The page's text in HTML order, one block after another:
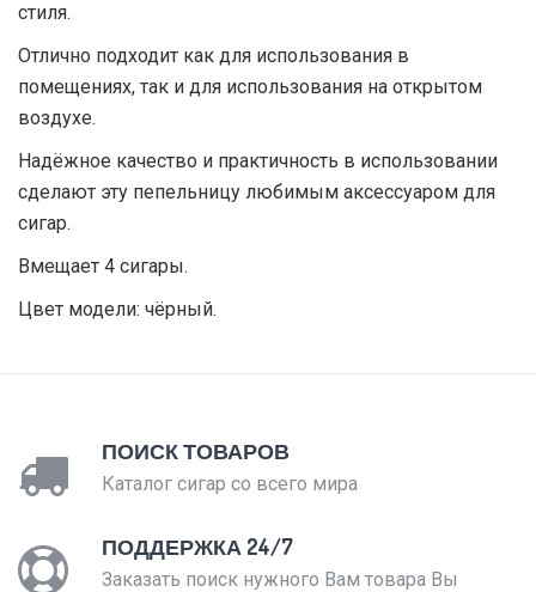
стиля.
Отлично подходит как для использования в
помещениях, так и для использования на открытом
воздухе.
Надёжное качество и практичность в использовании
сделают эту пепельницу любимым аксессуаром для
сигар.
Вмещает 4 сигары.
Цвет модели: чёрный.
ПОИСК ТОВАРОВ
Каталог сигар со всего мира
ПОДДЕРЖКА 24/7
Заказать поиск нужного Вам товара Вы